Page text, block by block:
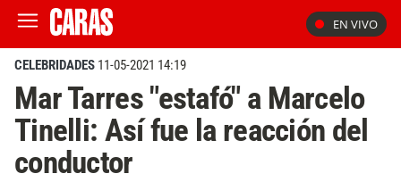
EN VIVO
CELEBRIDADES 11-05-2021 14:19
Mar Tarres "estafó" a Marcelo
Tinelli: Así fue la reacción del
conductor